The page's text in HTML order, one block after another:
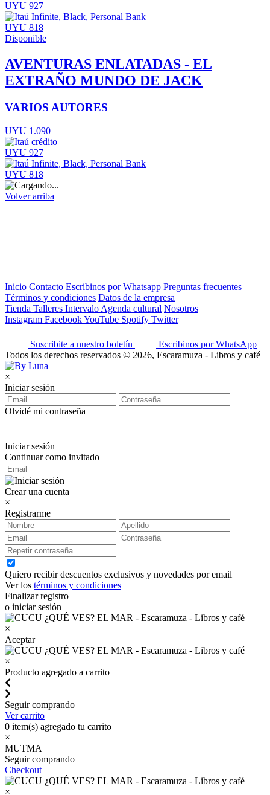
UYU 927
UYU 818
Disponible
AVENTURAS ENLATADAS - EL
EXTRAÑO MUNDO DE JACK
VARIOS AUTORES
UYU 1.090
UYU 927
UYU 818
Volver arriba
Inicio Contacto Escribinos por Whatsapp Preguntas frecuentes
Términos y condiciones Datos de la empresa
Tienda Talleres Intervalo Agenda cultural Nosotros
Instagram FacebookYouTube Spotify Twitter
Suscribite a nuestro boletín
Escribinos por WhatsApp
Todos los derechos reservados © 2026, Escaramuza - Libros y café
×
Iniciar sesión
Olvidé mi contraseña
Iniciar sesión
Continuar como invitado
Crear una cuenta
×
Registrarme
Quiero recibir descuentos exclusivos y novedades por email
Ver los términos y condiciones
Finalizar registro
o iniciar sesión
×
Aceptar
×
Producto agregado a carrito
Seguir comprando
Ver carrito
0 item(s) agregado tu carrito
×
MUTMA
Seguir comprando
Checkout
×